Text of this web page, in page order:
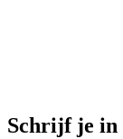
Schrijf je in